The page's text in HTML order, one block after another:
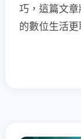
巧，這篇文
的數位生活更